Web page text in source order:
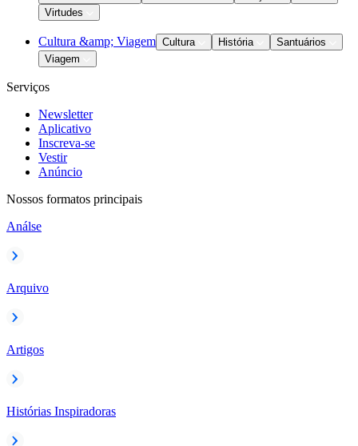
Virtudes
Cultura &amp; Viagem Cultura História
Santuários
Viagem
Serviços
Newsletter
Aplicativo
Inscreva-se
Vestir
Anúncio
Nossos formatos principais
Análse
Arquivo
Artigos
Histórias Inspiradoras